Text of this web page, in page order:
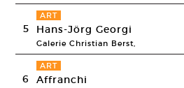
5
ART
Hans-Jörg Georgi
Galerie Christian Berst,
6
ART
Affranchi